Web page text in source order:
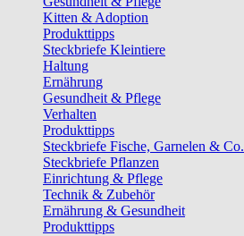
Kitten & Adoption
Produkttipps
Steckbriefe Kleintiere
Haltung
Ernährung
Gesundheit & Pflege
Verhalten
Produkttipps
Steckbriefe Fische, Garnelen & Co.
Steckbriefe Pflanzen
Einrichtung & Pflege
Technik & Zubehör
Ernährung & Gesundheit
Produkttipps